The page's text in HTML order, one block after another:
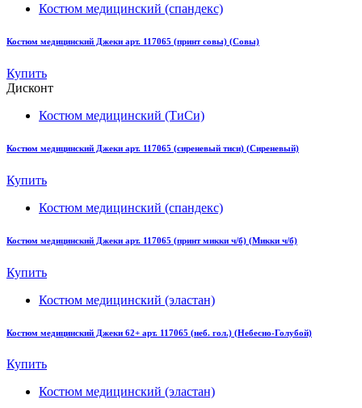
Костюм медицинский (спандекс)
Костюм медицинский Джеки арт. 117065 (принт совы) (Совы)
Купить
Дисконт
Костюм медицинский (ТиСи)
Костюм медицинский Джеки арт. 117065 (сиреневый тиси) (Сиреневый)
Купить
Костюм медицинский (спандекс)
Костюм медицинский Джеки арт. 117065 (принт микки ч/б) (Микки ч/б)
Купить
Костюм медицинский (эластан)
Костюм медицинский Джеки 62+ арт. 117065 (неб. гол.) (Небесно-Голубой)
Купить
Костюм медицинский (эластан)